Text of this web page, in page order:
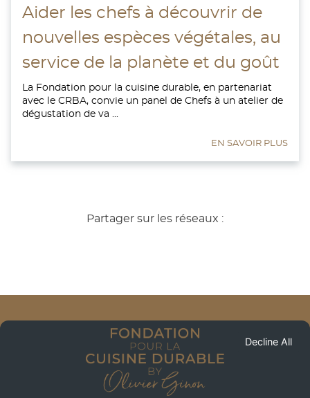
Aider les chefs à découvrir de
nouvelles espèces végétales, au
service de la planète et du goût
La Fondation pour la cuisine durable, en partenariat
avec le CRBA, convie un panel de Chefs à un atelier de
dégustation de va ...
EN SAVOIR PLUS
Partager sur les réseaux :
Decline All